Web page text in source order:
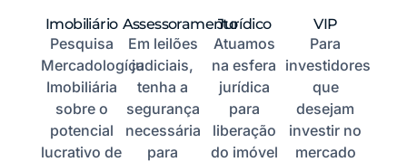
Imobiliário
Pesquisa
Mercadologíca
Imobiliária
sobre o
potencial
lucrativo de
Assessoramento
Em leilões
judiciais,
tenha a
segurança
necessária
para
Jurídico
Atuamos
na esfera
jurídica
para
liberação
do imóvel
VIP
Para
investidores
que
desejam
investir no
mercado